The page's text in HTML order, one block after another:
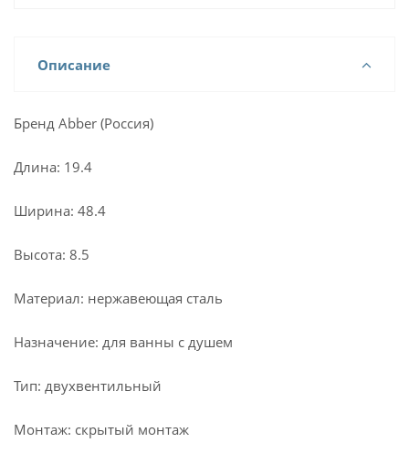
Описание
Бренд Abber (Россия)
Длина: 19.4
Ширина: 48.4
Высота: 8.5
Материал: нержавеющая сталь
Назначение: для ванны с душем
Тип: двухвентильный
Монтаж: скрытый монтаж